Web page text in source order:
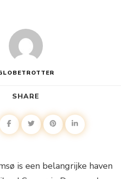
SHARE
is een belangrijke haven